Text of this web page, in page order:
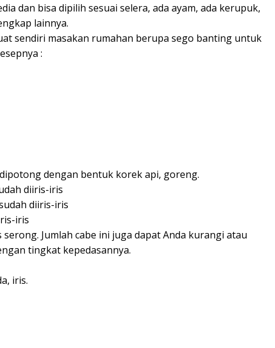
dan bisa dipilih sesuai selera, ada ayam, ada kerupuk,
lainnya.
sendiri masakan rumahan berupa sego banting untuk
:
dengan bentuk korek api, goreng.
diiris-iris
diiris-iris
iris
Jumlah cabe ini juga dapat Anda kurangi atau
tingkat kepedasannya.
iris.